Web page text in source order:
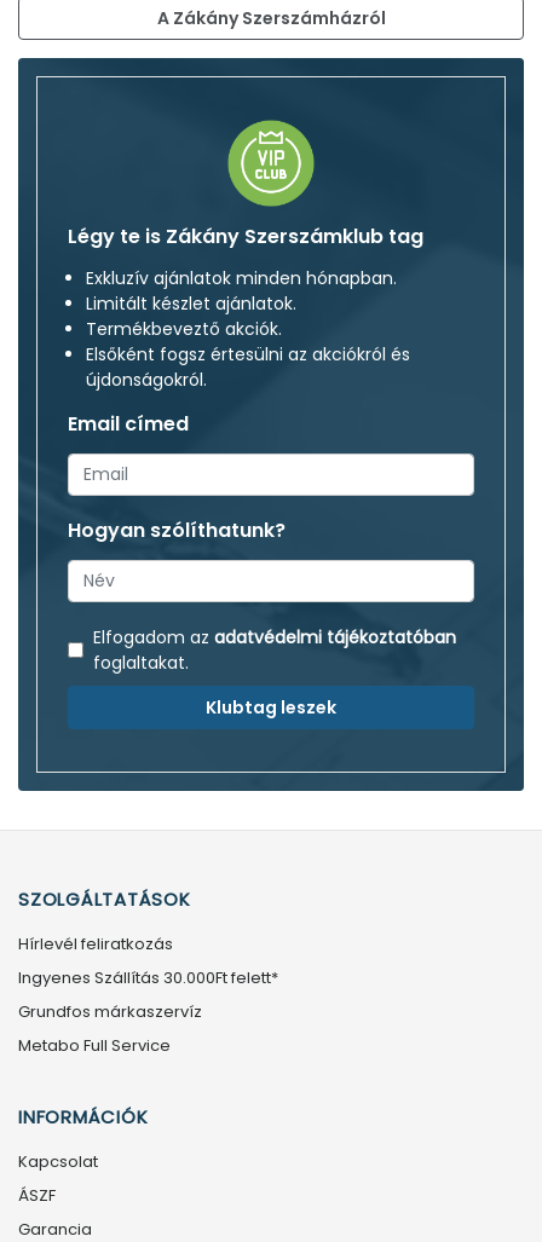
A Zákány Szerszámházról
Légy te is Zákány Szerszámklub tag
Exkluzív ajánlatok minden hónapban.
Limitált készlet ajánlatok.
Termékbeveztő akciók.
Elsőként fogsz értesülni az akciókról és
újdonságokról.
Email címed
Hogyan szólíthatunk?
Elfogadom az adatvédelmi tájékoztatóban
foglaltakat.
Klubtag leszek
SZOLGÁLTATÁSOK
Hírlevél feliratkozás
Ingyenes Szállítás 30.000Ft felett*
Grundfos márkaszervíz
Metabo Full Service
INFORMÁCIÓK
Kapcsolat
ÁSZF
Garancia